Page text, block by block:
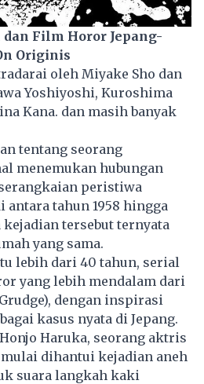
Film Horor Jepang-
Originis
oleh Miyake Sho dan
Yoshiyoshi, Kuroshima
Kana. dan masih banyak
tentang seorang
menemukan hubungan
peristiwa
tahun 1958 hingga
kejadian tersebut ternyata
yang sama.
lebih dari 40 tahun, serial
yang lebih mendalam dari
dengan inspirasi
kasus nyata di Jepang.
Haruka, seorang aktris
dihantui kejadian aneh
suara langkah kaki